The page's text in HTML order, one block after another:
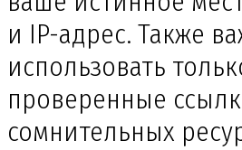
и IP-адрес. Также
использовать
проверенные
сомнительных